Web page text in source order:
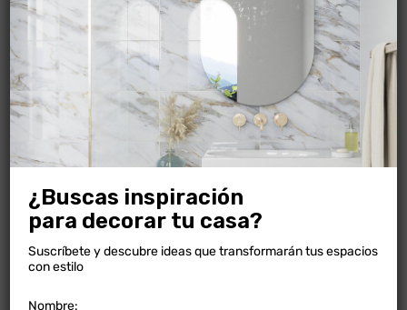
¿Buscas inspiración
para decorar tu casa?
Suscríbete y descubre ideas que transformarán tus espacios
con estilo
Nombre: